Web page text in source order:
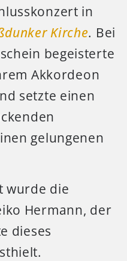
in
Kirche. Bei
begeisterte
Akkordeon
setzte einen
gelungenen
wurde die
Hermann, der
dieses